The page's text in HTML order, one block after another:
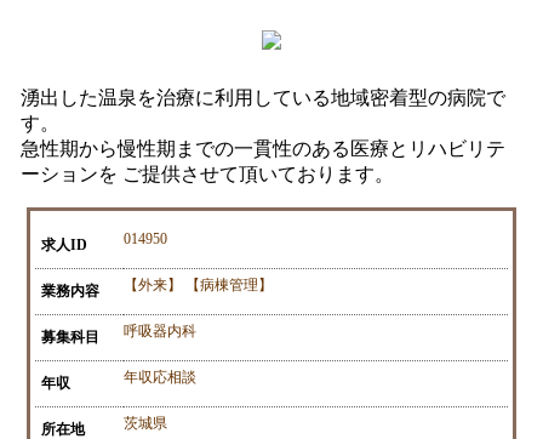
湧出した温泉を治療に利用している地域密着型の病院で
す。
急性期から慢性期までの一貫性のある医療とリハビリテ
ーションを ご提供させて頂いております。
求人ID 014950
業務内容 【外来】 【病棟管理】
募集科目 呼吸器内科
年収 年収応相談
所在地 茨城県